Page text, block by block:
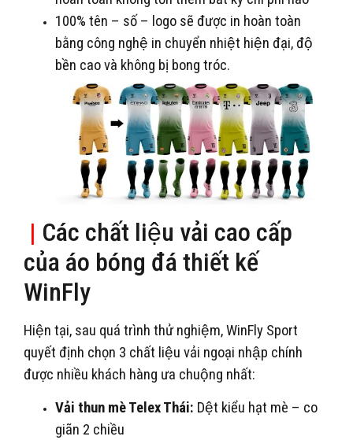
100% tên – số – logo sẽ được in hoàn toàn
bằng công nghệ in chuyển nhiệt hiện đại, độ
bền cao và không bị bong tróc.
| Các chất liệu vải cao cấp
của áo bóng đá thiết kế
WinFly
Hiện tại, sau quá trình thử nghiệm, WinFly Sport
quyết định chọn 3 chất liệu vải ngoại nhập chính
được nhiều khách hàng ưa chuộng nhất:
Vải thun mè Telex Thái: Dệt kiểu hạt mè – co
giãn 2 chiều